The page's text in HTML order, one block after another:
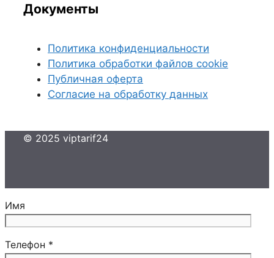
Документы
Политика конфиденциальности
Политика обработки файлов cookie
Публичная оферта
Согласие на обработку данных
© 2025 viptarif24
Имя
Телефон *